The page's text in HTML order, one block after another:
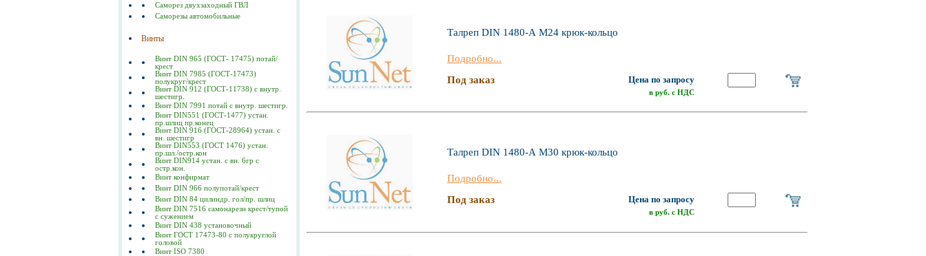
Саморез двухзаходный ГВЛ
Саморезы автомобильные
Винты
Винт DIN 965 (ГОСТ- 17475) потай/
крест
Винт DIN 7985 (ГОСТ-17473)
полукруг/крест
Винт DIN 912 (ГОСТ-11738) с внутр.
шестигр.
Винт DIN 7991 потай с внутр. шестигр.
Винт DIN551 (ГОСТ-1477) устан.
пр.шлиц пр.конец
Винт DIN 916 (ГОСТ-28964) устан. с
вн. шестигр
Винт DIN553 (ГОСТ 1476) устан.
пр.шл./остр.кон
Винт DIN914 устан. с вн. 6гр с
остр.кон.
Винт конфирмат
Винт DIN 966 полупотай/крест
Винт DIN 84 цилиндр. гол/пр. шлиц
Винт DIN 7516 самонарезн крест/тупой
с сужением
Винт DIN 438 установочный
Винт ГОСТ 17473-80 c полукруглой
головой
Винт ISO 7380
Талреп DIN 1480-А М24 крюк-кольцо
Подробно...
Под заказ
Цена по запросу
в руб. с НДС
Талреп DIN 1480-А М30 крюк-кольцо
Подробно...
Под заказ
Цена по запросу
в руб. с НДС